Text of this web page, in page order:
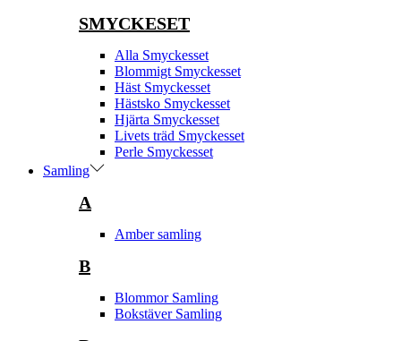
SMYCKESET
Alla Smyckesset
Blommigt Smyckesset
Häst Smyckesset
Hästsko Smyckesset
Hjärta Smyckesset
Livets träd Smyckesset
Perle Smyckesset
Samling
A
Amber samling
B
Blommor Samling
Bokstäver Samling